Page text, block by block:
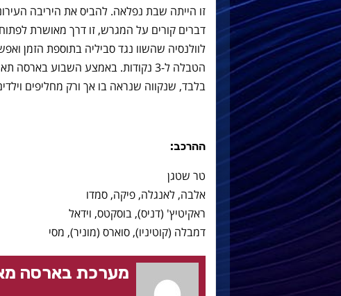
זו הייתה שבת נפלאה. להביס את היריבה
דברים קורים על המגרש, זו דרך מאושרת
לוולנסיה שהשוו נגד סביליה בתוספת הזמן
הטבלה ל-3 נקודות. באמצע השבוע
בלבד, שנקווה שנראה בו אך ורק מחליפים
ההרכב:
טר שטגן
אלבה, לאנגלה, פיקה, סמדו
ראקיטיץ' (דניס), בוסקטס, וידאל
דמבלה (קוטיניו), סוארס (מוניר), מסי
מערכת בארסה